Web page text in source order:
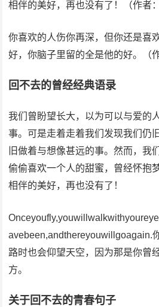
相伴的美好，再也没有了！（作者
你喜欢的人伤你再深，但你还是喜
好，你脑子里留的全是他的好。（
回不去的曾经经典语录
我们曾盼望长大，以为可以与爱的
事。可是走着走着我们发现我们仍
旧做着与想像甚远的事。然而，我
偷偷喜欢一个人的甜蜜，曾经怀抱
相伴的美好，再也没有了！
avebeen,andthereyouwillgoagain.
路时也会仰望天空，因为那是你曾
方。
关于回不去的青春句子